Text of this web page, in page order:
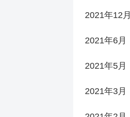
2021年12月
2021年6月
2021年5月
2021年3月